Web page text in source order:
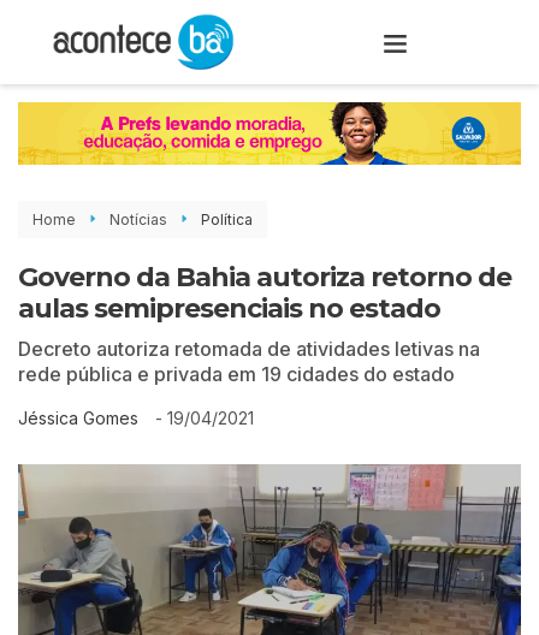
Home Notícias Política
Governo da Bahia autoriza retorno de
aulas semipresenciais no estado
Decreto autoriza retomada de atividades letivas na
rede pública e privada em 19 cidades do estado
Jéssica Gomes - 19/04/2021